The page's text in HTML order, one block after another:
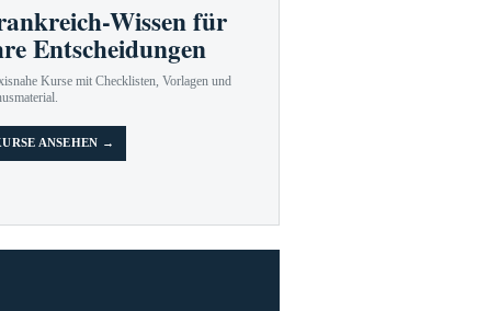
Wissen für
Entscheidungen
Kurse mit Checklisten, Vorlagen und
ANSEHEN →